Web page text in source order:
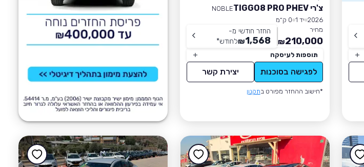
צ'רי TIGGO8 PRO PHEV
NOBLE
2026 יד 1
0 ק״מ
מחיר
210,000
₪
החזר חודשי מ-
1,568
₪לחודש*
תוספות לעיסקה
לפגישה בסוכנות יצירת קשר
*חישוב ההחזר מפורט בתקנון